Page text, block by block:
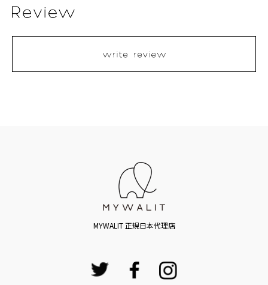
MYWALIT 正規日本代理店